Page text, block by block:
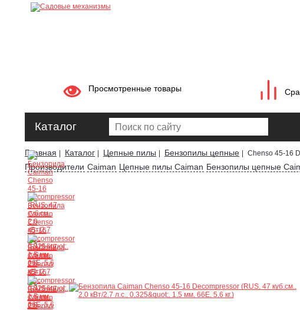
Просмотренные товары
Каталог
Главная Каталог Цепные пилы Бензопилы цепные Chenso 45-16
Производители Caiman Цепные пилы Caiman Бензопилы цепные